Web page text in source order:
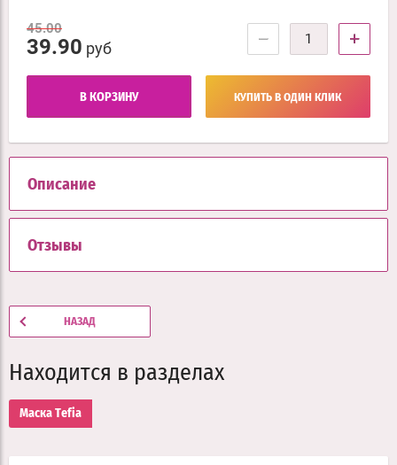
45.00
39.90 руб − +
В КОРЗИНУ КУПИТЬ В ОДИН КЛИК
Описание
Отзывы
НАЗАД
Находится в разделах
Маска Tefia